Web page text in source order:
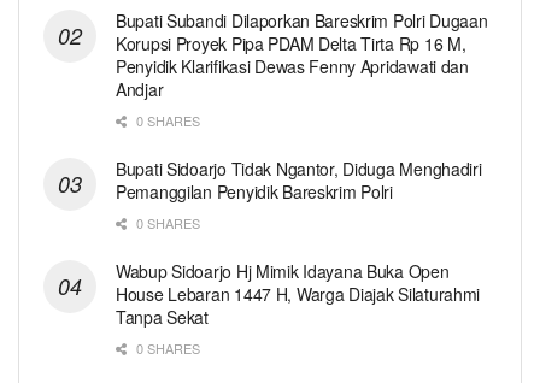
Bupati Subandi Dilaporkan Bareskrim Polri Dugaan
Korupsi Proyek Pipa PDAM Delta Tirta Rp 16 M,
Penyidik Klarifikasi Dewas Fenny Apridawati dan
Andjar
0 SHARES
Bupati Sidoarjo Tidak Ngantor, Diduga Menghadiri
Pemanggilan Penyidik Bareskrim Polri
0 SHARES
Wabup Sidoarjo Hj Mimik Idayana Buka Open
House Lebaran 1447 H, Warga Diajak Silaturahmi
Tanpa Sekat
0 SHARES